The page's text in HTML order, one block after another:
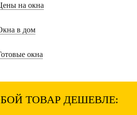
на окна
в дом
окна
ТОВАР ДЕШЕВЛЕ: